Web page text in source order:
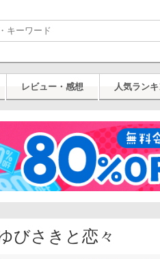
レビュー・感想 人気ラン
びさきと恋々